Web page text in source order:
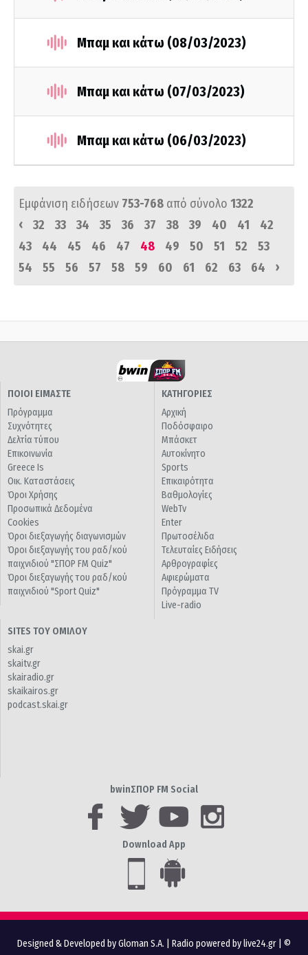
Μπαμ και κάτω (08/03/2023)
Μπαμ και κάτω (07/03/2023)
Μπαμ και κάτω (06/03/2023)
Εμφάνιση ειδήσεων 753-768 από σύνολο 1322
‹
32 33 34 35 36 37 38 39 40 41
42
43
44 45 46 47 48 49 50 51 52
53
54
55 56 57 58 59 60 61 62 63 64 ›
ΠΟΙΟΙ ΕΙΜΑΣΤΕ
Πρόγραμμα
Συχνότητες
Δελτία τύπου
Επικοινωνία
Greece Is
Οικ. Καταστάσεις
Όροι Χρήσης
Προσωπικά Δεδομένα
Cookies
Όροι διεξαγωγής διαγωνισμών
Όροι διεξαγωγής του ραδ/κού
παιχνιδιού "ΣΠΟΡ FM Quiz"
Όροι διεξαγωγής του ραδ/κού
παιχνιδιού "Sport Quiz"
ΚΑΤΗΓΟΡΙΕΣ
Αρχική
Ποδόσφαιρο
Μπάσκετ
Αυτοκίνητο
Sports
Επικαιρότητα
Βαθμολογίες
WebTv
Enter
Πρωτοσέλιδα
Τελευταίες Ειδήσεις
Αρθρογραφίες
Αφιερώματα
Πρόγραμμα TV
Live-radio
SITES ΤΟΥ ΟΜΙΛΟΥ
skai.gr
skaitv.gr
skairadio.gr
skaikairos.gr
podcast.skai.gr
bwinΣΠΟΡ FM Social
Download App
Designed & Developed by Gloman S.A. Radio powered by live24.gr | ©